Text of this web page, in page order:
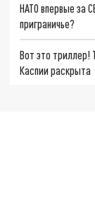
НАТО впервые за
приграничье?
Вот это триллер!
Каспии раскрыта